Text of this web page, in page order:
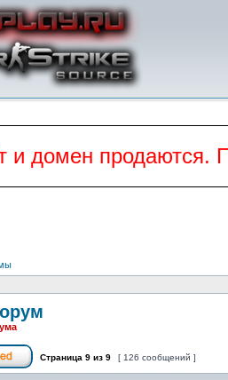
и домен продаются.
тему Эта тема закрыта, вы не можете
Страница 9 из 9 [ 126 сообщений ]